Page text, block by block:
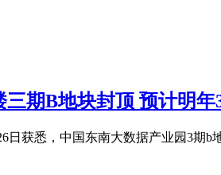
期B地块封顶 预计明年
日获悉，中国东南大数据产业园3